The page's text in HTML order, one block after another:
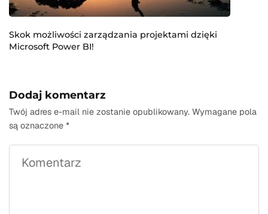
Skok możliwości zarządzania projektami dzięki
Microsoft Power BI!
Dodaj komentarz
Twój adres e-mail nie zostanie opublikowany. Wymagane pola
są oznaczone *